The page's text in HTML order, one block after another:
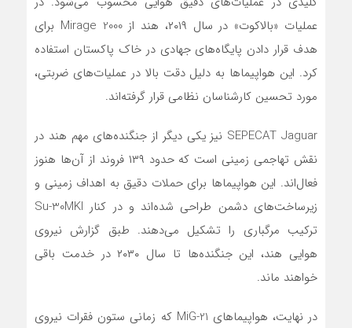
عملیات «بالاکوت» در سال ۲۰۱۹، هند از Mirage 2000 برای
هدف قرار دادن پایگاه‌های جهادی در خاک پاکستان استفاده
کرد. این هواپیماها به دلیل دقت بالا در عملیات‌های ضربتی،
مورد تحسین کارشناسان نظامی قرار گرفته‌اند.
SEPECAT Jaguar نیز یکی دیگر از جنگنده‌های مهم هند در
نقش تهاجمی زمینی است که حدود ۱۳۹ فروند از آن‌ها هنوز
فعال‌اند. این هواپیماها برای حملات دقیق به اهداف زمینی و
زیرساخت‌های دشمن طراحی شده‌اند و در کنار Su-30MKI
ترکیب مرگباری را تشکیل می‌دهند. طبق گزارش نیروی
هوایی هند، این جنگنده‌ها تا سال ۲۰۳۰ در خدمت باقی
خواهند ماند.
در نهایت، هواپیماهای MiG-21 که زمانی ستون فقرات نیروی